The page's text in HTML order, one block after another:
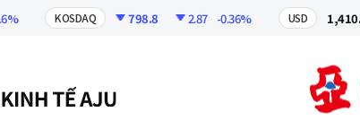
KOSDAQ 798.8 2.87 -0.36% USD 1,410.60